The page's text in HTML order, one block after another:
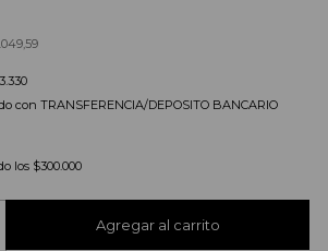
con TRANSFERENCIA/DEPOSITO BANCARIO
los $300.000